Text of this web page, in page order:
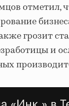
отметил,
грозит
и